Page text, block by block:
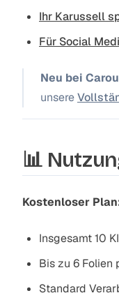
Ihr Karussell
Für Social
Neu bei
unsere
📊
Kostenloser
Insgesamt 10
Bis zu 6 Folien
Standard